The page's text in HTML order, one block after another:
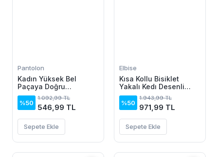
Pantolon
Kadın Yüksek Bel
Paçaya Doğru
Genisleyen Dalgıç Tayt
%50
1.092,99 TL
546,99 TL
Sepete Ekle
Elbise
Kısa Kollu Bisiklet
Yakalı Kedı Desenli
Midi Vıskon Elbise
%50
1.943,99 TL
971,99 TL
Sepete Ekle